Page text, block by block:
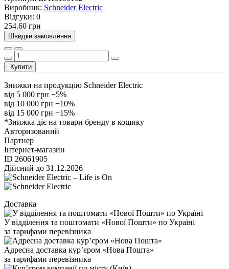
Виробник: Schneider Electric
Відгуки: 0
254.60 грн
Швидке замовлення
Купити
Знижки на продукцію Schneider Electric
від 5 000 грн −5%
від 10 000 грн −10%
від 15 000 грн −15%
*Знижка діє на товари бренду в кошику
Авторизований
Партнер
Інтернет-магазин
ID 26061905
Дійсний до 31.12.2026
Доставка
У відділення та поштомати «Нової Пошти» по Україні
за тарифами перевізника
Адресна доставка курʼєром «Нова Пошта»
за тарифами перевізника